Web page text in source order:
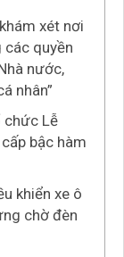
xét nơi
quyền
nước,
nhân”
chức Lễ
bậc hàm
khiển xe ô
chờ đèn